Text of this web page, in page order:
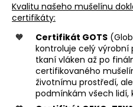
Kvalitu našeho mušelínu
certifikáty:
Certifikát GOTS
kontroluje celý výrobní
tkaní vláken až po
certifikovaného
životnímu prostředí,
podmínkám všech lidí,